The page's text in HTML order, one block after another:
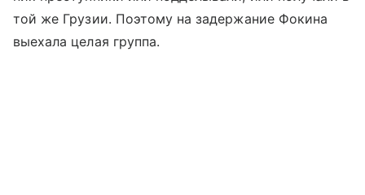
той же Грузии. Поэтому на задержание Фокина
выехала целая группа.